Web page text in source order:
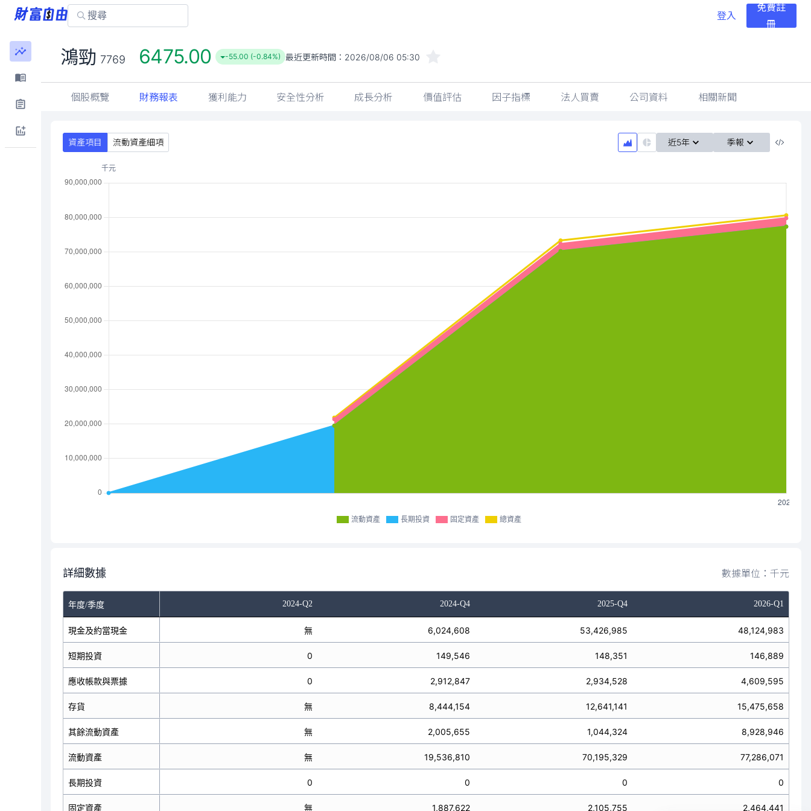
登入
免費註
冊
鴻勁 7769 6475.00 -55.00 (-0.84%) 最近更新時間： 2026/08/06 05:30
個股概覽 財務報表 獲利能力 安全性分析 成長分析 價值評估 因子指標 法人買賣 公司資料 相關新聞
資產項目 流動資產細項 近5年 季報
流動資產 長期投資 固定資產 總資產
詳細數據 數據單位：千元
年度/季度 2024-Q2 2024-Q4 2025-Q4 2026-Q1
現金及約當現金
短期投資
應收帳款與票據
存貨
其餘流動資產
流動資產
長期投資
固定資產
無 6,024,608 53,426,985 48,124,983
0 149,546 148,351 146,889
0 2,912,847 2,934,528 4,609,595
無 8,444,154 12,641,141 15,475,658
無 2,005,655 1,044,324 8,928,946
無 19,536,810 70,195,329 77,286,071
0 0 0 0
無 1,887,622 2,105,755 2,464,441